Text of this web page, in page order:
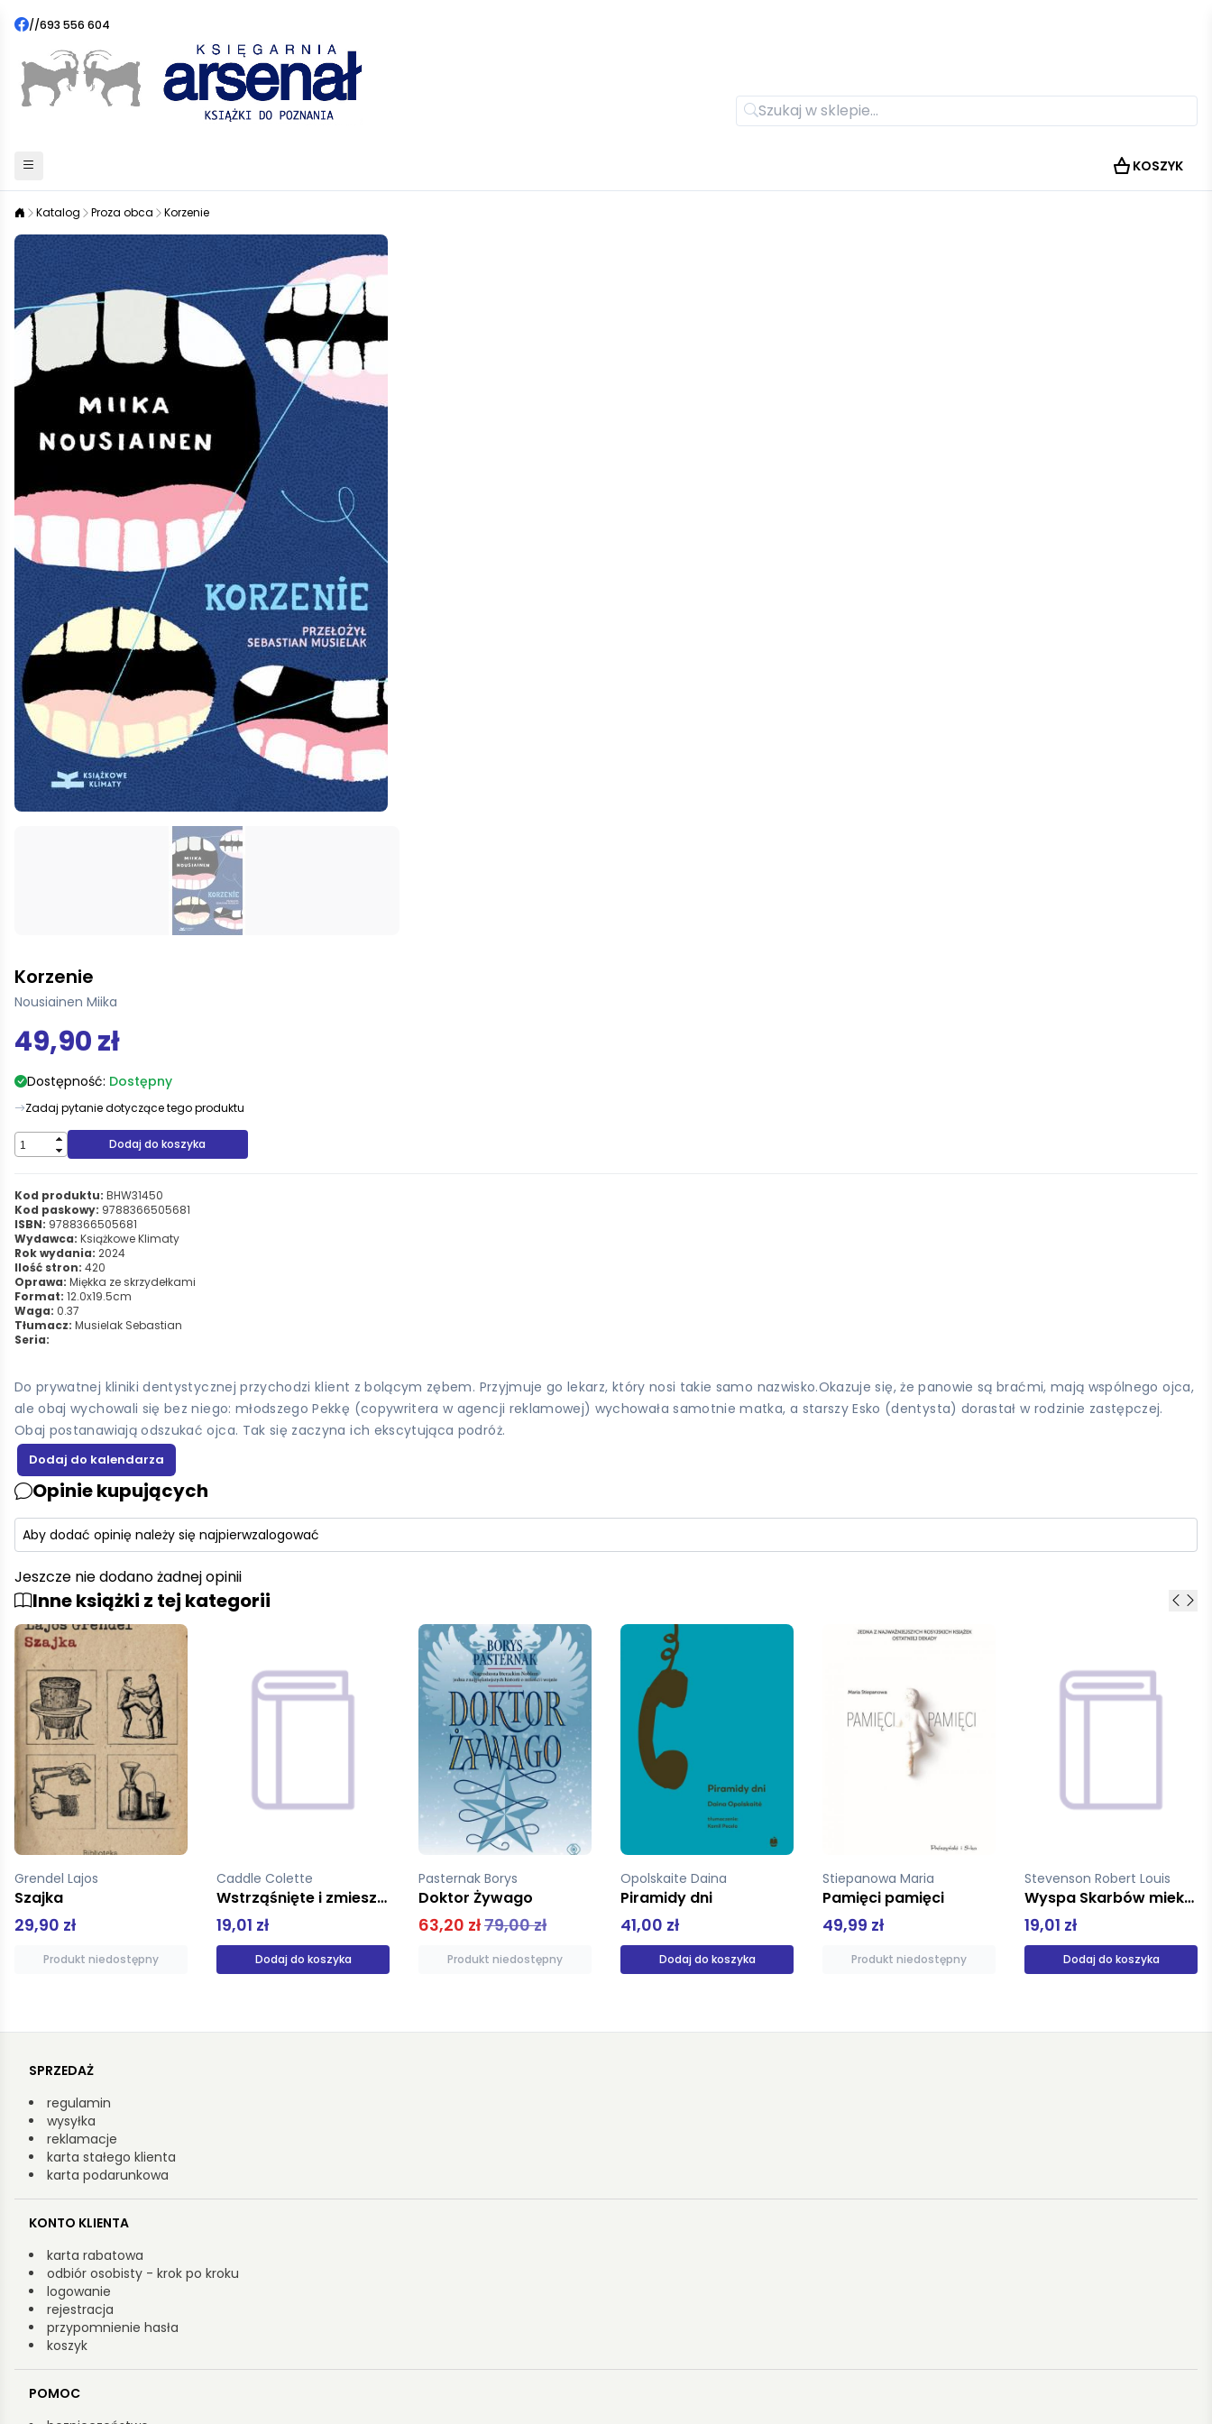
//693 556 604
KOSZYK
Katalog Proza obca Korzenie
Korzenie
Nousiainen Miika
49,90 zł
Dostępność: Dostępny
Zadaj pytanie dotyczące tego produktu
Dodaj do koszyka
Kod produktu: BHW31450
Kod paskowy: 9788366505681
ISBN: 9788366505681
Wydawca: Książkowe Klimaty
Rok wydania: 2024
Ilość stron: 420
Oprawa: Miękka ze skrzydełkami
Format: 12.0x19.5cm
Waga: 0.37
Tłumacz: Musielak Sebastian
Seria:
Do prywatnej kliniki dentystycznej przychodzi klient z bolącym zębem. Przyjmuje go lekarz, który nosi takie samo nazwisko.Okazuje się, że panowie są braćmi, mają wspólnego ojca,
ale obaj wychowali się bez niego: młodszego Pekkę (copywritera w agencji reklamowej) wychowała samotnie matka, a starszy Esko (dentysta) dorastał w rodzinie zastępczej.
Obaj postanawiają odszukać ojca. Tak się zaczyna ich ekscytująca podróż.
Opinie kupujących
Aby dodać opinię należy się najpierwzalogować
Jeszcze nie dodano żadnej opinii
Inne książki z tej kategorii
Caddle Colette
19,01 zł
Dodaj do koszyka
Pasternak Borys
Doktor Żywago
63,20 zł
Produkt niedostępny
Opolskaite Daina
Piramidy dni
41,00 zł
Dodaj do koszyka
Stiepanowa Maria
Pamięci pamięci
49,99 zł
Produkt niedostępny
Stevenson Robert Louis
19,01 zł
Dodaj do koszyka
Paasilinna Arto
Nieludzki lokaj przewielebnego Huuskonena
49,00 zł
Dodaj do koszyka
SPRZEDAŻ
regulamin
wysyłka
reklamacje
karta stałego klienta
karta podarunkowa
KONTO KLIENTA
karta rabatowa
odbiór osobisty - krok po kroku
logowanie
rejestracja
przypomnienie hasła
koszyk
POMOC